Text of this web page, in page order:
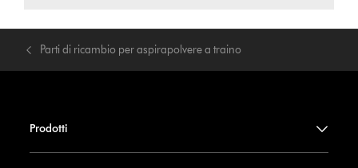
Parti di ricambio per aspirapolvere a traino
Prodotti